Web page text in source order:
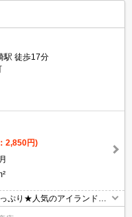
駅 徒歩17分
2,850円)
ぷり★人気のアイランドキ